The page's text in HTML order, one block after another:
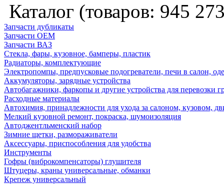
Каталог (товаров: 945
Запчасти дубликаты
Запчасти ОЕМ
Запчасти ВАЗ
Стекла, фары, кузовное, бамперы, пластик
Радиаторы, комплектующие
Электропомпы, предпусковые подогреватели, печи в салон,
Аккумуляторы, зарядные устройства
Автобагажники, фаркопы и другие устройства для перевозки
Расходные материалы
Автохимия, принадлежности для ухода за салоном, кузовом,
Мелкий кузовной ремонт, покраска, шумоизоляция
Автоджентльменский набор
Зимние щетки, размораживатели
Аксессуары, приспособления для удобства
Инструменты
Гофры (виброкомпенсаторы) глушителя
Штуцеры, краны универсальные, обманки
Крепеж универсальный